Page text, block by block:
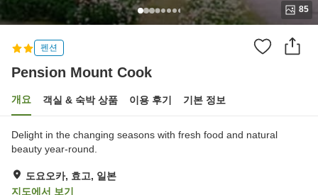
85
펜션
Pension Mount Cook
개요 객실 & 숙박 상품 이용 후기 기본 정보
Delight in the changing seasons with fresh food and natural
beauty year-round.
도요오카, 효고, 일본
지도에서 보기